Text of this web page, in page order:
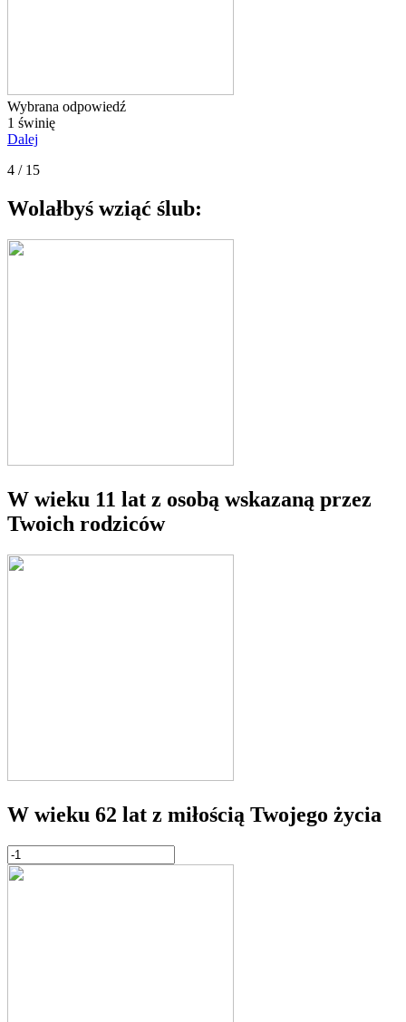
Wybrana odpowiedź
1 świnię
Dalej
4 / 15
Wolałbyś wziąć ślub:
W wieku 11 lat z osobą wskazaną przez
Twoich rodziców
W wieku 62 lat z miłością Twojego życia